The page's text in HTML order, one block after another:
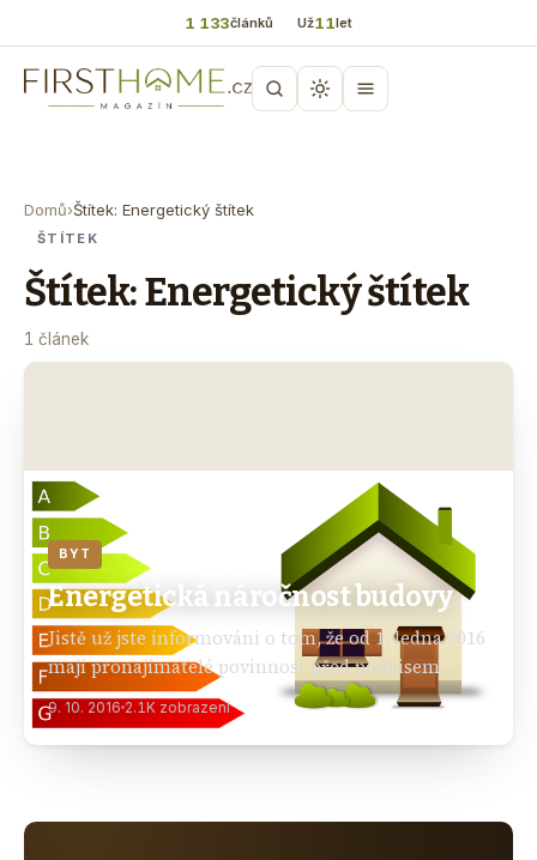
1 133článků Už11let
Domů›Štítek: Energetický štítek
ŠTÍTEK
Štítek: Energetický štítek
1 článek
BYT
Energetická náročnost budovy
Jistě už jste informováni o tom, že od 1. ledna 2016
mají pronajímatelé povinnost před podpisem
smlouvy předložit nájemci energetický štítek.
Tento energetický štítek se celým jménem nazývá
průkaz energetické…
9. 10. 2016 2.1K zobrazení